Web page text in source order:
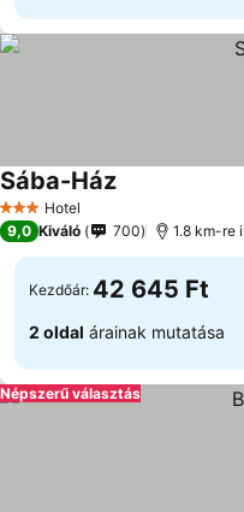
3 Kategória
Hotel
Sába-HázÁrak
9,0 Kiváló 700 1.8 km-re
Kezdőár: 42 645 Ft
2 oldal árainak mutatása
Népszerű választás